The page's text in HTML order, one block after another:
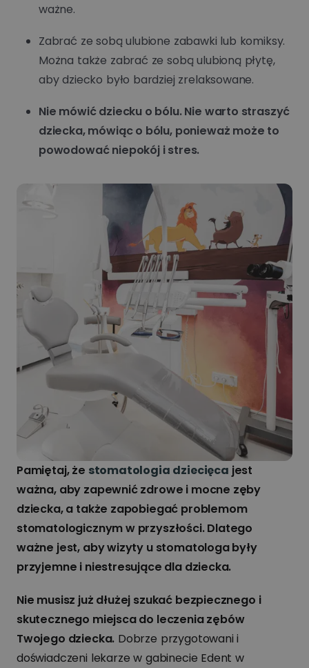
ważne.
Zabrać ze sobą ulubione zabawki lub komiksy.
Można także zabrać ze sobą ulubioną płytę,
aby dziecko było bardziej zrelaksowane.
Nie mówić dziecku o bólu. Nie warto straszyć
dziecka, mówiąc o bólu, ponieważ może to
powodować niepokój i stres.
Pamiętaj, że stomatologia dziecięca jest
ważna, aby zapewnić zdrowe i mocne zęby
dziecka, a także zapobiegać problemom
stomatologicznym w przyszłości. Dlatego
ważne jest, aby wizyty u stomatologa były
przyjemne i niestresujące dla dziecka.
Nie musisz już dłużej szukać bezpiecznego i
skutecznego miejsca do leczenia zębów
Twojego dziecka. Dobrze przygotowani i
doświadczeni lekarze w gabinecie Edent w